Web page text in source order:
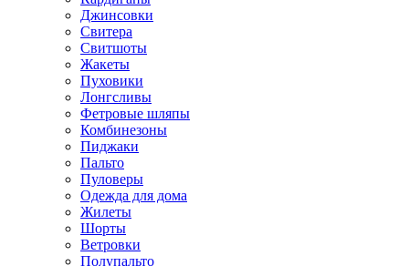
Джинсовки
Свитера
Свитшоты
Жакеты
Пуховики
Лонгсливы
Фетровые шляпы
Комбинезоны
Пиджаки
Пальто
Пуловеры
Одежда для дома
Жилеты
Шорты
Ветровки
Полупальто